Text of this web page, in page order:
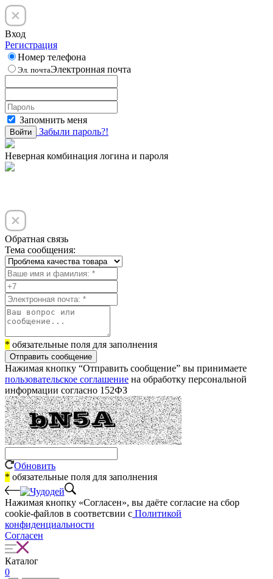
Вход
Регистрация
Номер телефона
Эл. почтаЭлектронная почта
Запомнить меня
Войти Забыли пароль?!
Неверная комбинация логина и пароля
Обратная связь
Тема сообщения:
* обязательные поля для заполнения
Отправить сообщение
Нажимая кнопку “Отправить сообщение” вы принимаете
пользовательское соглашение на обработку персональной
информации согласно 152ФЗ
Обновить
* обязательные поля для заполнения
Нажимая кнопку «Согласен», вы даёте cогласие на сбор
cookie-файлов в соответсвии с Политикой
конфиденциальности
Согласен
Каталог
0